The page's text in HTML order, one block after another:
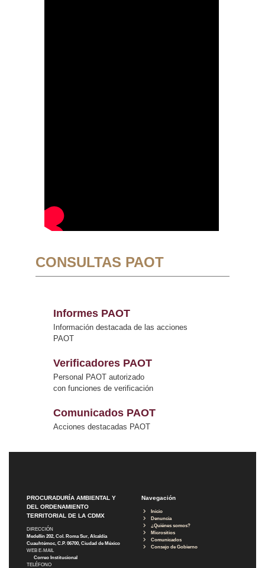
CONSULTAS PAOT
Informes PAOT
Información destacada de las acciones
PAOT
Verificadores PAOT
Personal PAOT autorizado
con funciones de verificación
Comunicados PAOT
Acciones destacadas PAOT
PROCURADURÍA AMBIENTAL Y
DEL ORDENAMIENTO
TERRITORIAL DE LA CDMX
DIRECCIÓN
Medellín 202, Col. Roma Sur, Alcaldía
Cuauhtémoc, C.P. 06700, Ciudad de México
WEB E-MAIL
Correo Institucional
TELÉFONO
Navegación
Inicio
Denuncia
¿Quiénes somos?
Micrositios
Comunicados
Consejo de Gobierno